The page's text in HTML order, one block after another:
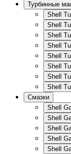
Турбинные
Shell
Shell
Shell
Shell
Shell
Shell
Shell
Shell
Смазки
Shell
Shell
Shell
Shell
Shell